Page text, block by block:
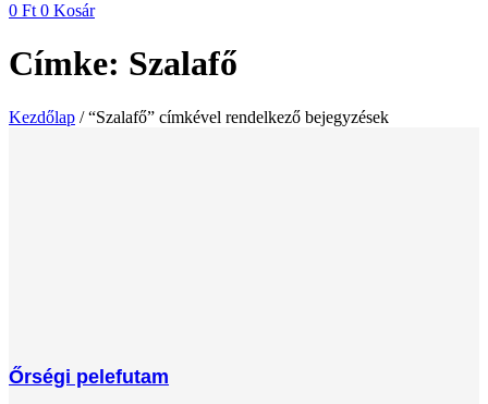
0 Ft 0 Kosár
Címke: Szalafő
Kezdőlap / “Szalafő” címkével rendelkező bejegyzések
Őrségi pelefutam